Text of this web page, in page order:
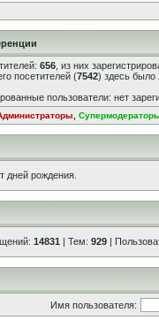
656 , из них
посетителей (7542) здесь было
пользователи: нет
дней рождения.
14831 | Тем: 929 |
Имя пользователя: